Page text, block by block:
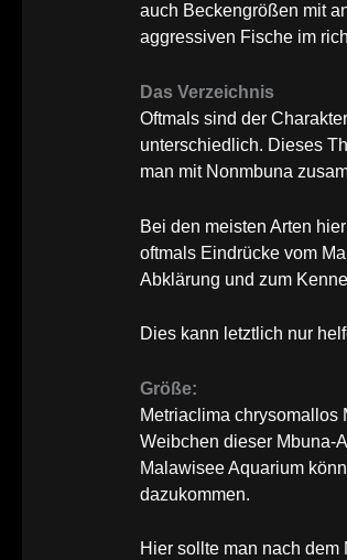
auch Beckengrößen mit
aggressiven Fische im
Das Verzeichnis
Oftmals sind der
unterschiedlich. Dieses
man mit Nonmbuna
Bei den meisten Arten
oftmals Eindrücke vom
Abklärung und zum
Dies kann letztlich nur
Größe:
Metriaclima
Weibchen dieser Mbuna-
Malawisee Aquarium
dazukommen.
Hier sollte man nach dem